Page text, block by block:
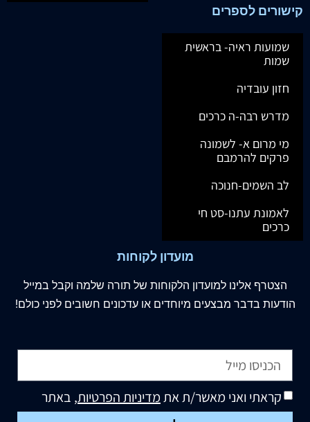
קישורים לספרים
שמועות ראיה- בראשית
שמות
חזון עובדיה
מדרש רבה-ה כרכים
מי מרום א- לשמונה
פרקים להרמבם
לב השמים-חנוכה
לאמונת עתנו-סט חי
כרכים
מועדון לקוחות
הצטרף אלינו למועדון הלקוחות של תורה שלמה וקבל במייל
הודעות בדבר מבצעים מיוחדים או עדכונים חשובים לפני כולם!
קראתי ואני מאשר/ת אתמדיניות הפרטיות, באתר